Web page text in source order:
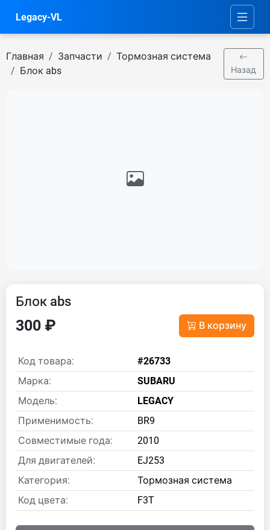
Legacy-VL
Главная Запчасти
Тормозная система
Блок abs
Назад
Блок abs
300 ₽ В корзину
Код товара:
#26733
Марка:
SUBARU
Модель:
LEGACY
Применимость:
BR9
Совместимые года:
2010
Для двигателей:
EJ253
Категория:
Тормозная система
Код цвета:
F3T